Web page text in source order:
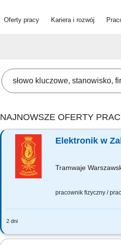
Oferty pracy Kariera i rozwój
NAJNOWSZE OFERTY
Elektronik w
Tramwaje
pracownik fizyczny /
2 dni
Będziesz odpowiadać